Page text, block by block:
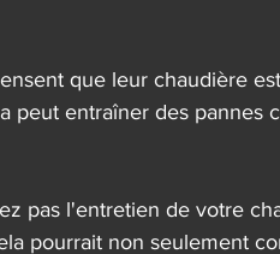
que leur chaudière
peut entraîner des pannes
pas l'entretien de votre
pourrait non seulement